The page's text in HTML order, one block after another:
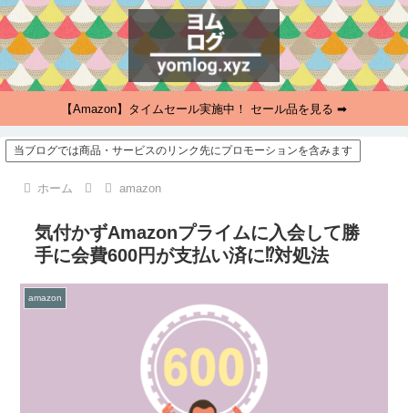
【Amazon】タイムセール実施中！ セール品を見る ➡
当ブログでは商品・サービスのリンク先にプロモーションを含みます
ホーム amazon
気付かずAmazonプライムに入会して勝
手に会費600円が支払い済に⁉対処法
amazon